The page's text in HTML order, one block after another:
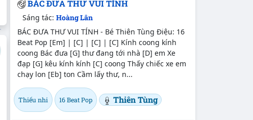
BÁC ĐƯA THƯ VUI TÍNH
Sáng tác:Hoàng Lân
BÁC ĐƯA THƯ VUI TÍNH - Bé Thiên Tùng Điệu: 16
Beat Pop [Em] | [C] | [C] | [C] Kính coong kính
coong Bác đưa [G] thư đang tới nhà [D] em Xe
đạp [G] kêu kính kính [C] coong Thấy chiếc xe em
chạy lon [Eb] ton Cầm lấy thư, n...
Thiếu nhi 16 Beat Pop Thiên Tùng